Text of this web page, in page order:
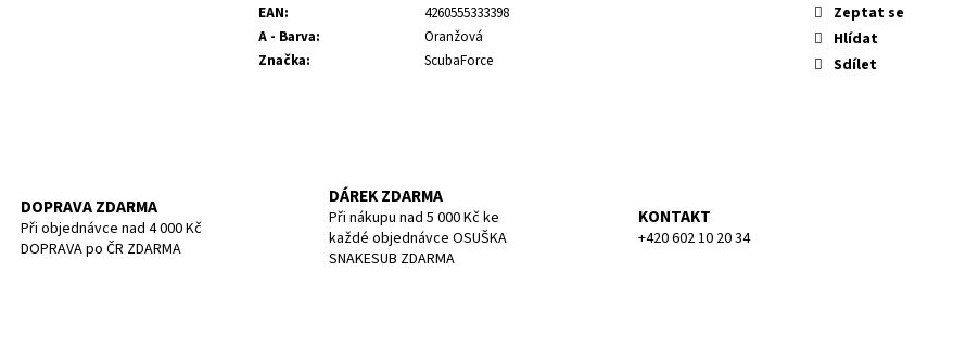
EAN:
4260555333398
A - Barva:
Oranžová
Značka: ScubaForce
Zeptat se
Hlídat
Sdílet
DOPRAVA ZDARMA
Při objednávce nad 4 000 Kč
DOPRAVA po ČR ZDARMA
DÁREK ZDARMA
Při nákupu nad 5 000 Kč ke
každé objednávce OSUŠKA
SNAKESUB ZDARMA
KONTAKT
+420 602 10 20 34